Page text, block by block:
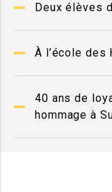
Deux élèves
À l’école des
40 ans de
hommage à